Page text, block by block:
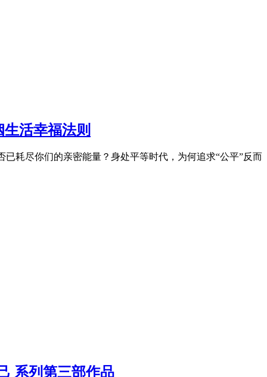
活幸福法则
耗尽你们的亲密能量？身处平等时代，为何追求“公平”反而
系列第三部作品